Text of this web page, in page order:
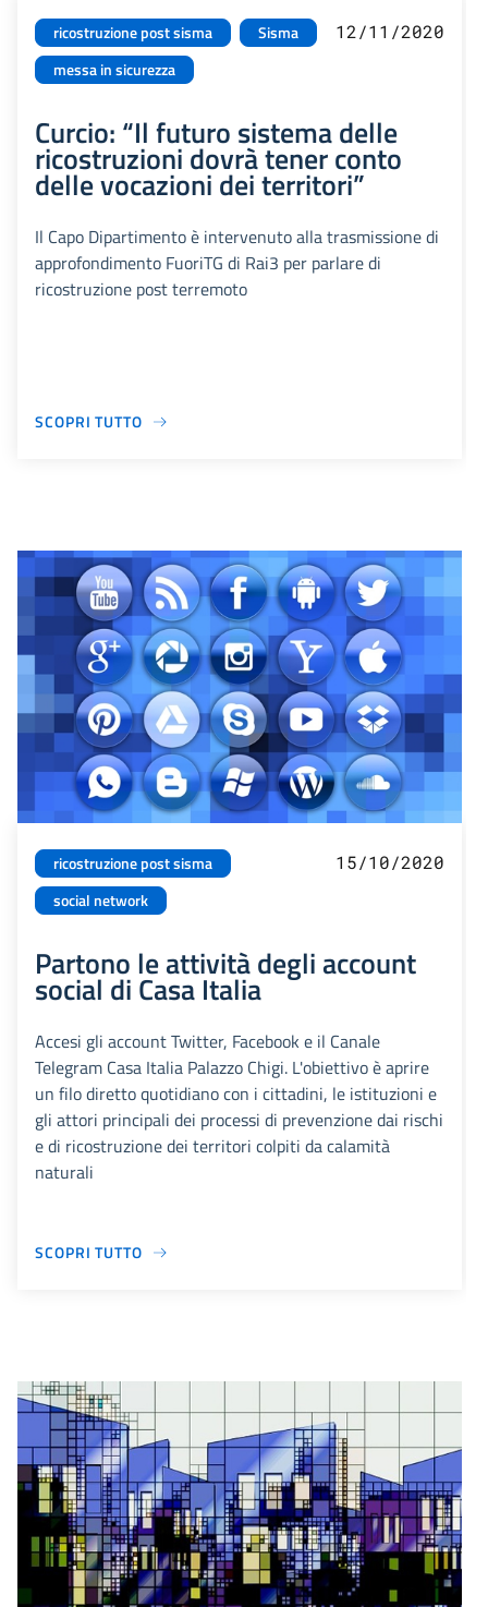
ricostruzione post sisma
Sisma
messa in sicurezza
12/11/2020
Curcio: “Il futuro sistema delle
ricostruzioni dovrà tener conto
delle vocazioni dei territori”
Il Capo Dipartimento è intervenuto alla trasmissione di
approfondimento FuoriTG di Rai3 per parlare di
ricostruzione post terremoto
SCOPRI TUTTO
ricostruzione post sisma
social network
15/10/2020
Partono le attività degli account
social di Casa Italia
Accesi gli account Twitter, Facebook e il Canale
Telegram Casa Italia Palazzo Chigi. L'obiettivo è aprire
un filo diretto quotidiano con i cittadini, le istituzioni e
gli attori principali dei processi di prevenzione dai rischi
e di ricostruzione dei territori colpiti da calamità
naturali
SCOPRI TUTTO